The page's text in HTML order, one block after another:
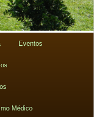
Eventos
Médico